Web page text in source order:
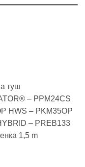
туш
– PPM24CS
HWS – PKM35OP
– PREB133
1,5 m